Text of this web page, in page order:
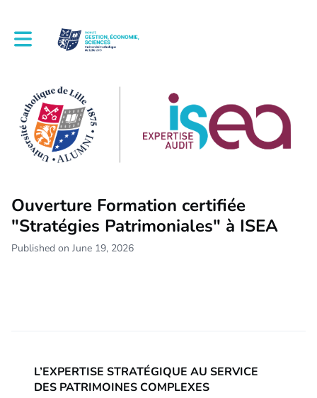
Toggle main navigation
Ouverture Formation certifiée
"Stratégies Patrimoniales" à ISEA
Published on June 19, 2026
L’EXPERTISE STRATÉGIQUE AU SERVICE
DES PATRIMOINES COMPLEXES